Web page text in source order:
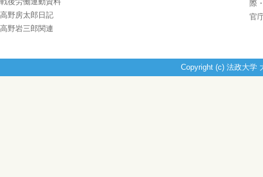
高野房太郎日記
高野岩三郎関連
際
官
Copyright (c) 法政大学